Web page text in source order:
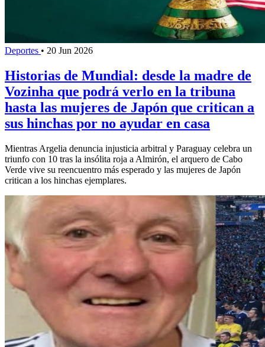
Deportes • 20 Jun 2026
Historias de Mundial: desde la madre de
Vozinha que podrá verlo en la tribuna
hasta las mujeres de Japón que critican a
sus hinchas por no ayudar en casa
Mientras Argelia denuncia injusticia arbitral y Paraguay celebra un
triunfo con 10 tras la insólita roja a Almirón, el arquero de Cabo
Verde vive su reencuentro más esperado y las mujeres de Japón
critican a los hinchas ejemplares.